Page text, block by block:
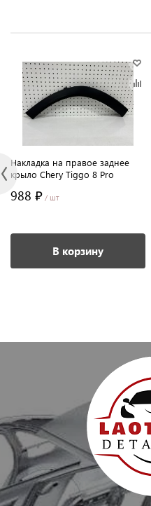
Накладка на правое заднее
крыло Chery Tiggo 8 Pro
988 ₽ / шт
В корзину